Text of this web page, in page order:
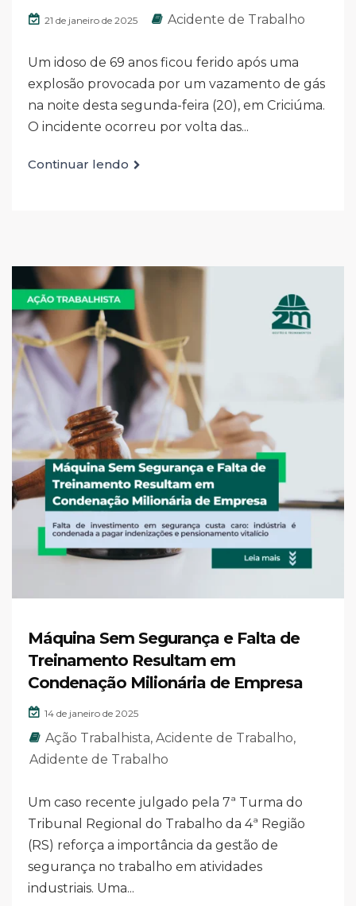
21 de janeiro de 2025 Acidente de Trabalho
Um idoso de 69 anos ficou ferido após uma
explosão provocada por um vazamento de gás
na noite desta segunda-feira (20), em Criciúma.
O incidente ocorreu por volta das...
Continuar lendo
Máquina Sem Segurança e Falta de
Treinamento Resultam em
Condenação Milionária de Empresa
14 de janeiro de 2025
Ação Trabalhista, Acidente de Trabalho,
Adidente de Trabalho
Um caso recente julgado pela 7ª Turma do
Tribunal Regional do Trabalho da 4ª Região
(RS) reforça a importância da gestão de
segurança no trabalho em atividades
industriais. Uma...